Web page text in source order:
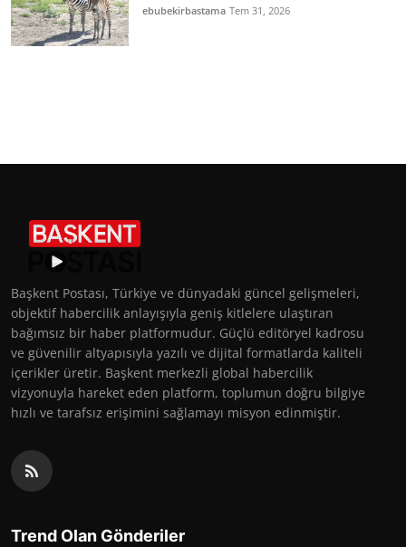
ebubekirbastama Tem 31, 2026
Başkent Postası, Türkiye ve dünyadaki güncel gelişmeleri,
objektif habercilik anlayışıyla geniş kitlelere ulaştıran
bağımsız bir haber platformudur. Güçlü editöryel kadrosu
ve güvenilir altyapısıyla yazılı ve dijital formatlarda kaliteli
içerikler üretir. Başkent merkezli global habercilik
vizyonuyla hareket eden platform, toplumun doğru bilgiye
hızlı ve tarafsız erişimini sağlamayı misyon edinmiştir.
Trend Olan Gönderiler